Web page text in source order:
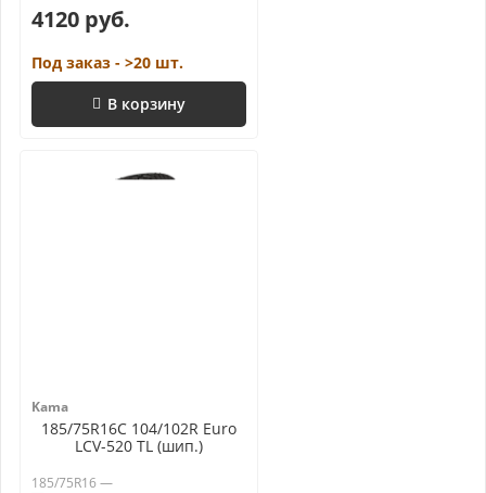
4120 руб.
Под заказ - >20 шт.
В корзину
Kama
185/75R16C 104/102R Euro
LCV-520 TL (шип.)
185/75R16 —